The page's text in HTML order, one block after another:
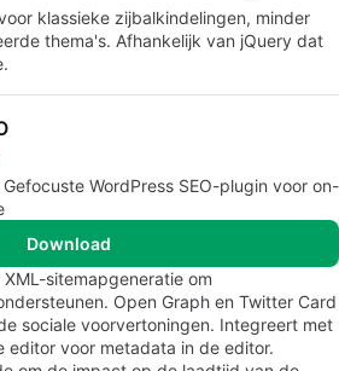
klassieke zijbalkindelingen, minder
thema's. Afhankelijk van jQuery dat
Gefocuste WordPress SEO-plugin voor on-
Download
sitemapgeneratie om
Open Graph en Twitter Card
sociale voorvertoningen. Integreert met
editor voor metadata in de editor.